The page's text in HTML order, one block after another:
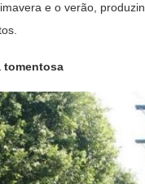
e o verão,
tomentosa